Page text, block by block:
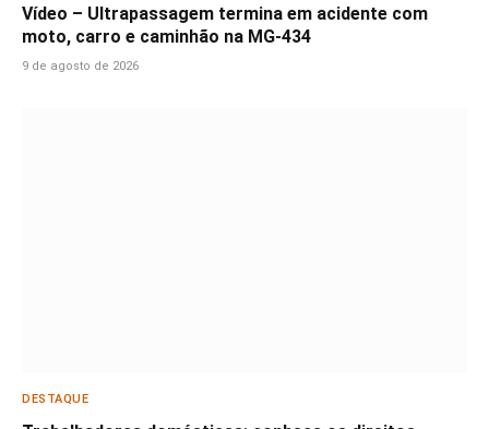
Vídeo – Ultrapassagem termina em acidente com
moto, carro e caminhão na MG-434
9 de agosto de 2026
DESTAQUE